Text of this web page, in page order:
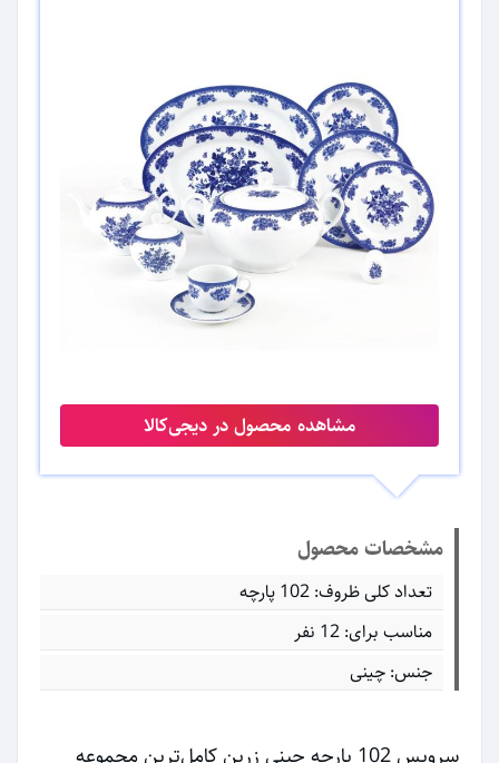
مشاهده محصول در دیجی‌کالا
مشخصات محصول
تعداد کلی ظروف: 102 پارچه
مناسب برای: 12 نفر
جنس: چینی
سرویس 102 پارچه چینی زرین کامل‌ترین مجموعه